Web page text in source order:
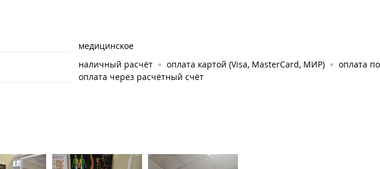
медицинское
наличный расчёт оплата картой (Visa, MasterCard, МИР)
оплата
оплата через расчётный счёт